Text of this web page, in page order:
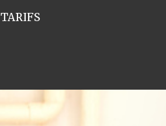
TARIFS